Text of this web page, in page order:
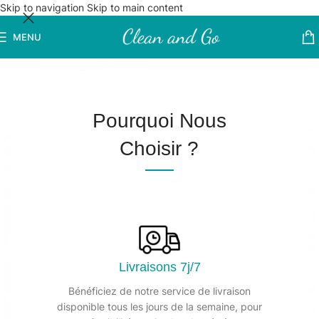
Pourquoi Nous
Choisir ?
Livraisons 7j/7
Bénéficiez de notre service de livraison
disponible tous les jours de la semaine, pour
Skip to navigation Skip to main content
MENU